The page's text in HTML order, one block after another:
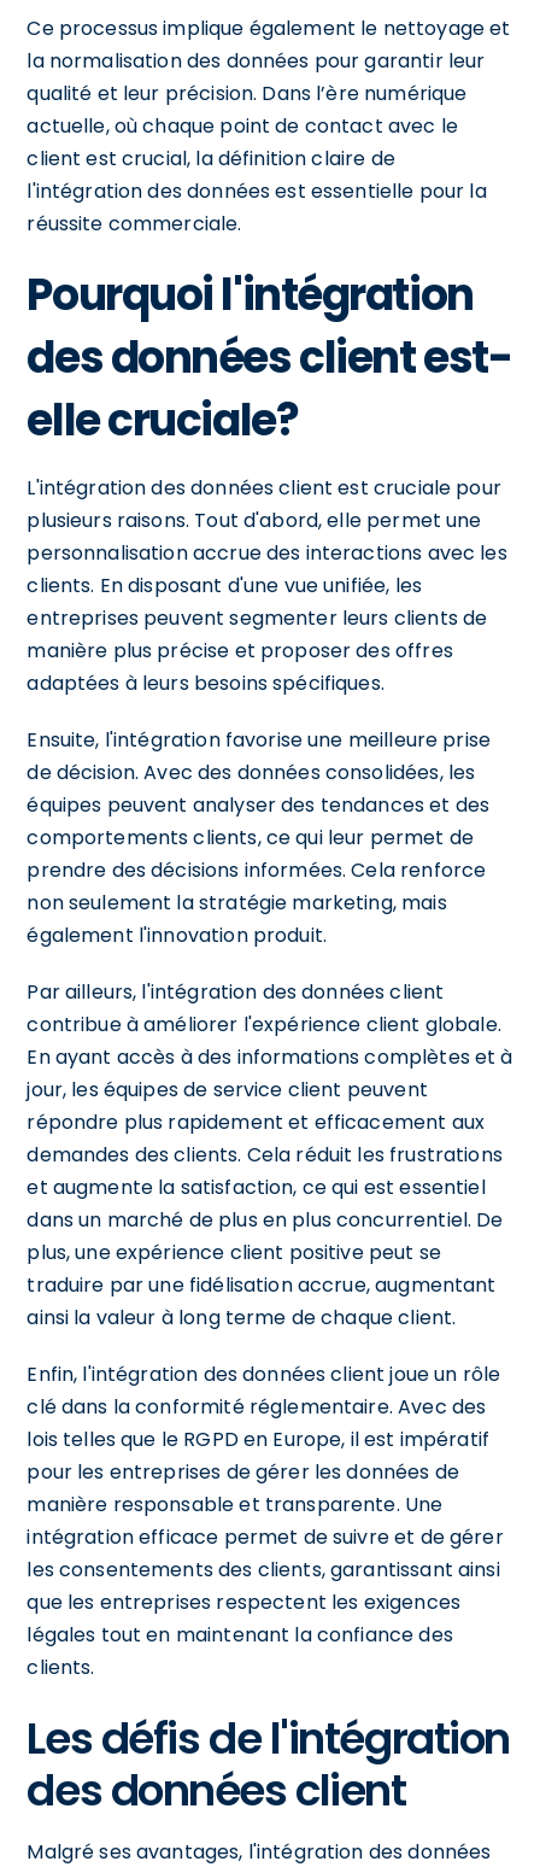
Ce processus implique également le nettoyage et
la normalisation des données pour garantir leur
qualité et leur précision. Dans l’ère numérique
actuelle, où chaque point de contact avec le
client est crucial, la définition claire de
l'intégration des données est essentielle pour la
réussite commerciale.
Pourquoi l'intégration
des données client est-
elle cruciale?
L'intégration des données client est cruciale pour
plusieurs raisons. Tout d'abord, elle permet une
personnalisation accrue des interactions avec les
clients. En disposant d'une vue unifiée, les
entreprises peuvent segmenter leurs clients de
manière plus précise et proposer des offres
adaptées à leurs besoins spécifiques.
Ensuite, l'intégration favorise une meilleure prise
de décision. Avec des données consolidées, les
équipes peuvent analyser des tendances et des
comportements clients, ce qui leur permet de
prendre des décisions informées. Cela renforce
non seulement la stratégie marketing, mais
également l'innovation produit.
Par ailleurs, l'intégration des données client
contribue à améliorer l'expérience client globale.
En ayant accès à des informations complètes et à
jour, les équipes de service client peuvent
répondre plus rapidement et efficacement aux
demandes des clients. Cela réduit les frustrations
et augmente la satisfaction, ce qui est essentiel
dans un marché de plus en plus concurrentiel. De
plus, une expérience client positive peut se
traduire par une fidélisation accrue, augmentant
ainsi la valeur à long terme de chaque client.
Enfin, l'intégration des données client joue un rôle
clé dans la conformité réglementaire. Avec des
lois telles que le RGPD en Europe, il est impératif
pour les entreprises de gérer les données de
manière responsable et transparente. Une
intégration efficace permet de suivre et de gérer
les consentements des clients, garantissant ainsi
que les entreprises respectent les exigences
légales tout en maintenant la confiance des
clients.
Les défis de l'intégration
des données client
Malgré ses avantages, l'intégration des données